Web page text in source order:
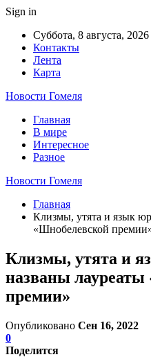
Sign in
Суббота, 8 августа, 2026
Контакты
Лента
Карта
Новости Гомеля
Главная
В мире
Интересное
Разное
Новости Гомеля
Главная
Клизмы, утята и язык
«Шнобелевской
Клизмы, утята и
названы
премии»
Опубликовано Сен 16, 2022
0
Поделится